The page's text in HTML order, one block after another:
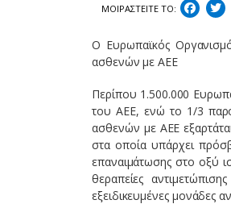
ΜΟΙΡΑΣΤEIΤΕ ΤΟ:
O Ευρωπαϊκός
ασθενών με ΑΕΕ
Περίπου 1.500.000
του ΑΕΕ, ενώ το 1/3
ασθενών με ΑΕΕ
στα οποία υπάρχει
επαναιμάτωσης στο οξύ
θεραπείες
εξειδικευμένες μονάδες